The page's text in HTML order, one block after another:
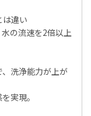
は違い
の流速を2倍以上
洗浄能力が上が
実現。